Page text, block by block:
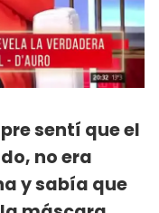
sentí que el
no era
y sabía que